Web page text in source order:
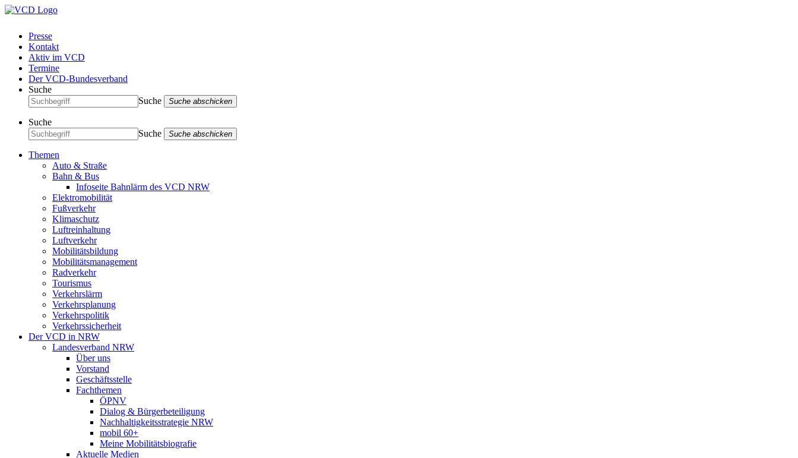
Presse
Kontakt
Aktiv im VCD
Termine
Der VCD-Bundesverband
Suche
Suche
Suche abschicken
Suche
Suche
Suche abschicken
Themen
Auto & Straße
Bahn & Bus
Infoseite Bahnlärm des VCD NRW
Elektromobilität
Fußverkehr
Klimaschutz
Luftreinhaltung
Luftverkehr
Mobilitätsbildung
Mobilitätsmanagement
Radverkehr
Tourismus
Verkehrslärm
Verkehrsplanung
Verkehrspolitik
Verkehrssicherheit
Der VCD in NRW
Landesverband NRW
Über uns
Vorstand
Geschäftsstelle
Fachthemen
ÖPNV
Dialog & Bürgerbeteiligung
Nachhaltigkeitsstrategie NRW
mobil 60+
Meine Mobilitätsbiografie
Aktuelle Medien